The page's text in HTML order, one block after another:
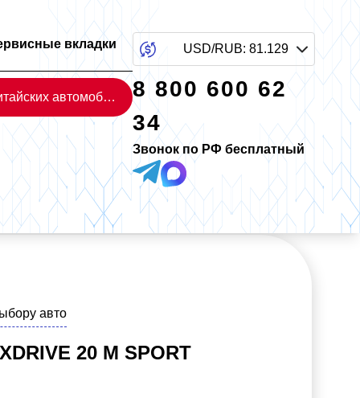
вкладки
Каталог китайских автомобилей
USD/RUB: 81.129
8 800 600 62
34
Звонок по РФ бесплатный
авто
20 M SPORT